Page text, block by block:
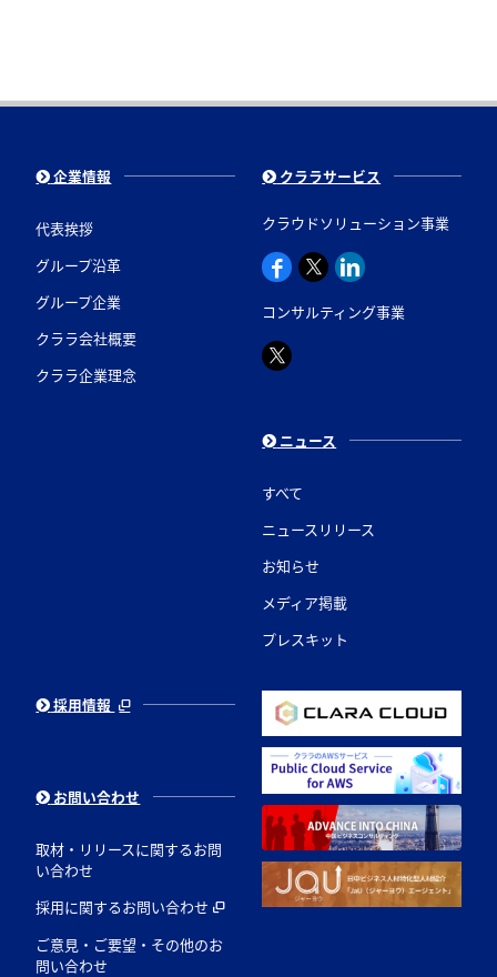
企業情報
代表挨拶
グループ沿革
グループ企業
クララ会社概要
クララ企業理念
クララサービス
クラウドソリューション事業
コンサルティング事業
ニュース
すべて
ニュースリリース
お知らせ
メディア掲載
プレスキット
採用情報
お問い合わせ
取材・リリースに関するお問
い合わせ
採用に関するお問い合わせ
ご意見・ご要望・その他のお
問い合わせ